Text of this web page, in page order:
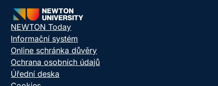
NEWTON Today
Informační systém
Online schránka důvěry
Ochrana osobních údajů
Úřední deska